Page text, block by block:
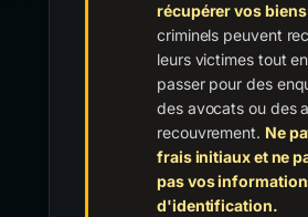
récupérer vos biens
criminels peuvent
leurs victimes tout
passer pour des
des avocats ou des
recouvrement. Ne
frais initiaux et ne
pas vos
d'identification.